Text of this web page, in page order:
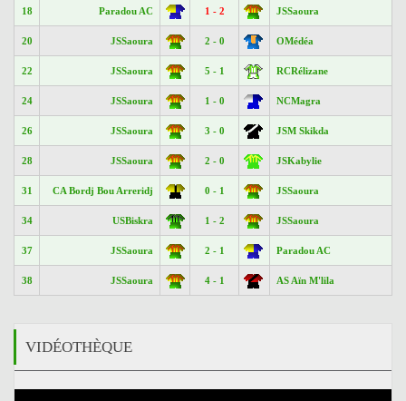
18 Paradou AC 1 - 2 JSSaoura
20 JSSaoura 2 - 0 OMédéa
22 JSSaoura 5 - 1 RCRélizane
24 JSSaoura 1 - 0 NCMagra
26 JSSaoura 3 - 0 JSM Skikda
28 JSSaoura 2 - 0 JSKabylie
31 CA Bordj Bou Arreridj 0 - 1 JSSaoura
34 USBiskra 1 - 2 JSSaoura
37 JSSaoura 2 - 1 Paradou AC
38 JSSaoura 4 - 1 AS Aïn M'lila
VIDÉOTHÈQUE